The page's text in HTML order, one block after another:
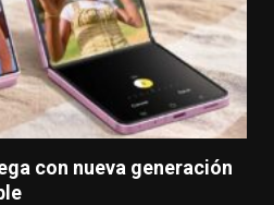
con nueva generación